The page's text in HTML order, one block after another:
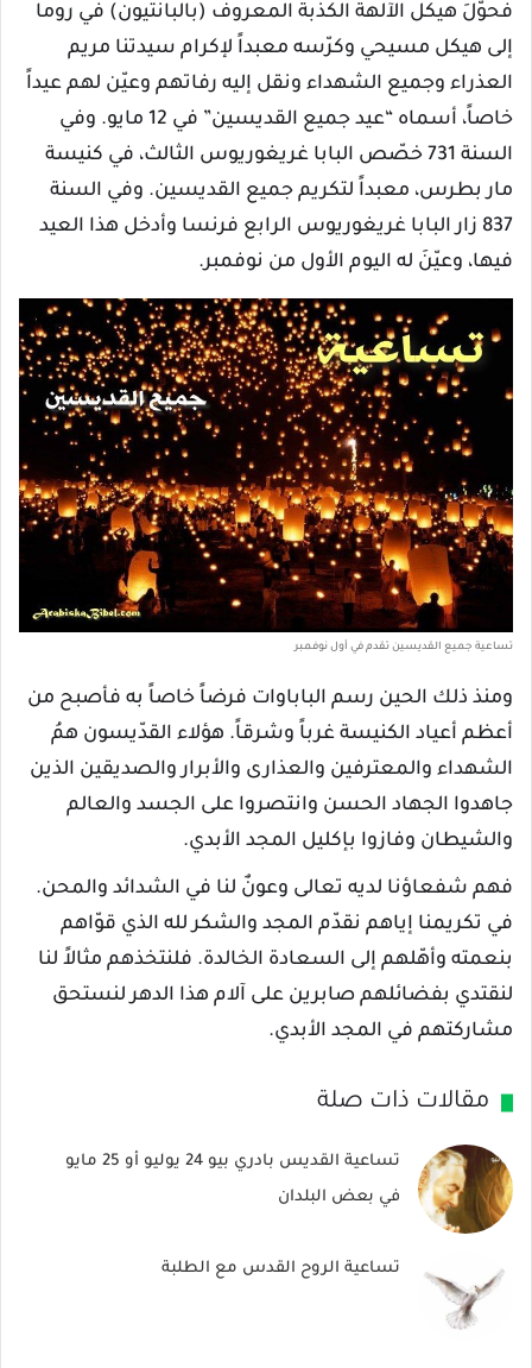
فحوّلَ هيكل الآلهة الكذبة المعروف (بالبانتيون) في روما
إلى هيكل مسيحي وكرّسه معبداً لإكرام سيدتنا مريم
العذراء وجميع الشهداء ونقل إليه رفاتهم وعيّن لهم عيداً
خاصاً، أسماه “عيد جميع القديسين” في 12 مايو. وفي
السنة 731 خصّص البابا غريغوريوس الثالث، في كنيسة
مار بطرس، معبداً لتكريم جميع القديسين. وفي السنة
837 زار البابا غريغوريوس الرابع فرنسا وأدخل هذا العيد
فيها، وعيّنَ له اليوم الأول من نوفمبر.
تساعية جميع القديسين تقدم في أول نوفمبر
ومنذ ذلك الحين رسم الباباوات فرضاً خاصاً به فأصبح من
أعظم أعياد الكنيسة غرباً وشرقاً. هؤلاء القدّيسون همُ
الشهداء والمعترفين والعذارى والأبرار والصديقين الذين
جاهدوا الجهاد الحسن وانتصروا على الجسد والعالم
والشيطان وفازوا بإكليل المجد الأبدي.
فهم شفعاؤنا لديه تعالى وعونٌ لنا في الشدائد والمحن.
في تكريمنا إياهم نقدّم المجد والشكر لله الذي قوّاهم
بنعمته وأهّلهم إلى السعادة الخالدة. فلنتخذهم مثالاً لنا
لنقتدي بفضائلهم صابرين على آلام هذا الدهر لنستحق
مشاركتهم في المجد الأبدي.
مقالات ذات صلة
تساعية القديس بادري بيو 24 يوليو أو 25 مايو
في بعض البلدان
تساعية الروح القدس مع الطلبة